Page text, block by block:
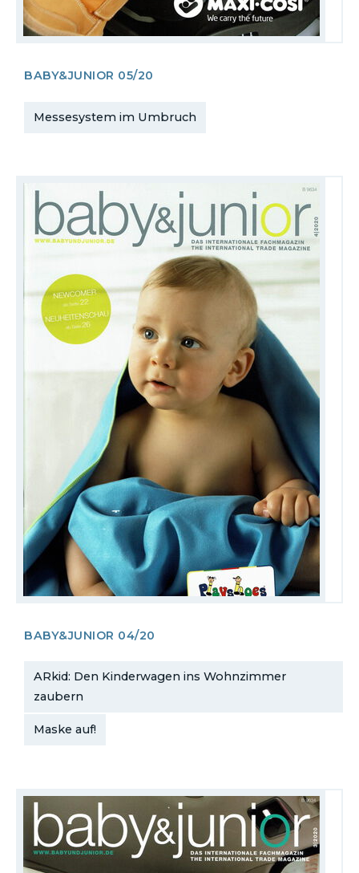
BABY&JUNIOR 05/20
Messesystem im Umbruch
BABY&JUNIOR 04/20
ARkid: Den Kinderwagen ins Wohnzimmer
zaubern
Maske auf!